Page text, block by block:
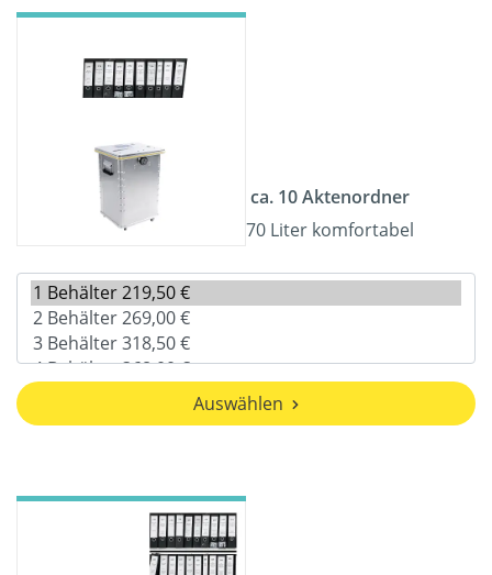
ca. 10 Aktenordner
70 Liter komfortabel
Auswählen